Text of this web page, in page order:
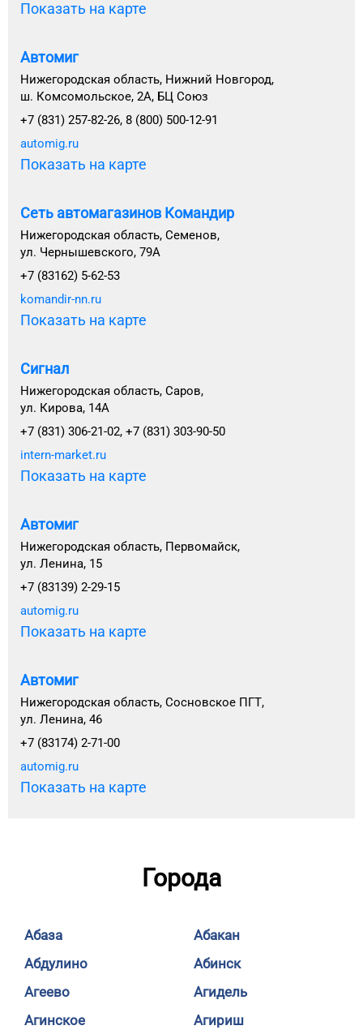
Показать на карте
Автомиг
Нижегородская область, Нижний Новгород,
ш. Комсомольское, 2А, БЦ Союз
+7 (831) 257-82-26, 8 (800) 500-12-91
automig.ru
Показать на карте
Сеть автомагазинов Командир
Нижегородская область, Семенов,
ул. Чернышевского, 79А
+7 (83162) 5-62-53
komandir-nn.ru
Показать на карте
Сигнал
Нижегородская область, Саров,
ул. Кирова, 14А
+7 (831) 306-21-02, +7 (831) 303-90-50
intern-market.ru
Показать на карте
Автомиг
Нижегородская область, Первомайск,
ул. Ленина, 15
+7 (83139) 2-29-15
automig.ru
Показать на карте
Автомиг
Нижегородская область, Сосновское ПГТ,
ул. Ленина, 46
+7 (83174) 2-71-00
automig.ru
Показать на карте
Города
Абаза
Абакан
Абдулино
Абинск
Агеево
Агидель
Агинское
Агириш